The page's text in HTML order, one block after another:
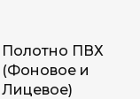
Полотно ПВХ
(Фоновое и
Лицевое)